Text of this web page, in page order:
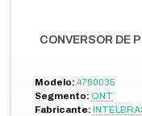
CONVERSOR DE
Modelo: 4780035
Segmento: ONT
Fabricante: